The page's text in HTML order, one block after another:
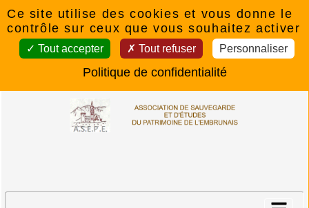
Ce site utilise des cookies et vous donne le
contrôle sur ceux que vous souhaitez activer
Tout accepter Tout refuser Personnaliser
Politique de confidentialité